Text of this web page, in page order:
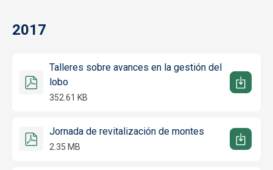
2017
Talleres sobre avances en la gestión del
lobo
352.61 KB
Jornada de revitalización de montes
2.35 MB